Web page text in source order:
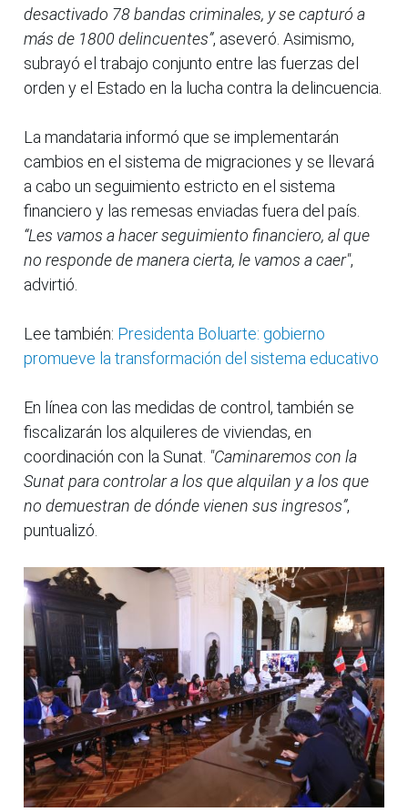
desactivado 78 bandas criminales, y se capturó a
más de 1800 delincuentes”, aseveró. Asimismo,
subrayó el trabajo conjunto entre las fuerzas del
orden y el Estado en la lucha contra la delincuencia.
La mandataria informó que se implementarán
cambios en el sistema de migraciones y se llevará
a cabo un seguimiento estricto en el sistema
financiero y las remesas enviadas fuera del país.
“Les vamos a hacer seguimiento financiero, al que
no responde de manera cierta, le vamos a caer",
advirtió.
Lee también: Presidenta Boluarte: gobierno
promueve la transformación del sistema educativo
En línea con las medidas de control, también se
fiscalizarán los alquileres de viviendas, en
coordinación con la Sunat. "Caminaremos con la
Sunat para controlar a los que alquilan y a los que
no demuestran de dónde vienen sus ingresos”,
puntualizó.